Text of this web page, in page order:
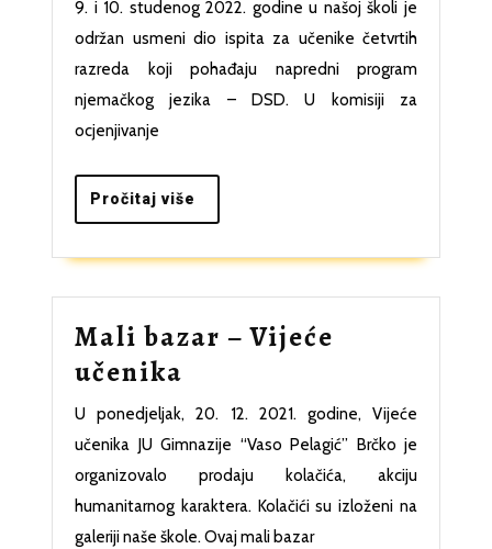
usmeni
dio
ispita
9. i 10. studenog 2022. godine u našoj školi je
održan usmeni dio ispita za učenike četvrtih
razreda koji pohađaju napredni program
njemačkog jezika – DSD. U komisiji za
ocjenjivanje
Pročitaj više
više
Mali bazar – Vijeće
učenika
bazar
–
Vijeće
učenika
U ponedjeljak, 20. 12. 2021. godine, Vijeće
učenika JU Gimnazije “Vaso Pelagić” Brčko je
organizovalo prodaju kolačića, akciju
humanitarnog karaktera. Kolačići su izloženi na
galeriji naše škole. Ovaj mali bazar